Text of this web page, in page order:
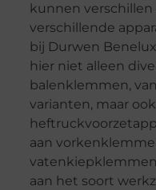
kunnen verschillen
verschillende
bij Durwen
hier niet alleen
balenklemmen,
varianten, maar
aan
aan het soort